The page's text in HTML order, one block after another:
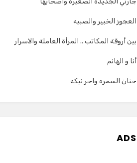
العجوز الخبير والصبيه
بين أروقة المكاتب .. المرأة العاملة والاسرار
أنا و الهانم
حنان السمره واحر نيكه
ADS